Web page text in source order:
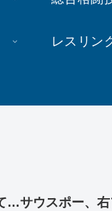
レスリン
…サウスポー、